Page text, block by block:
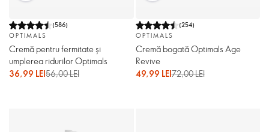
(586)
OPTIMALS
Cremă pentru fermitate și
umplerea ridurilor Optimals
36,99 LEI56,00 LEI
(254)
OPTIMALS
Cremă bogată Optimals Age
Revive
49,99 LEI72,00 LEI